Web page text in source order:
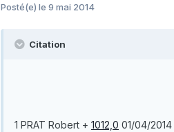
Posté(e) le 9 mai 2014
Citation
1 PRAT Robert + 1012,0 01/04/2014